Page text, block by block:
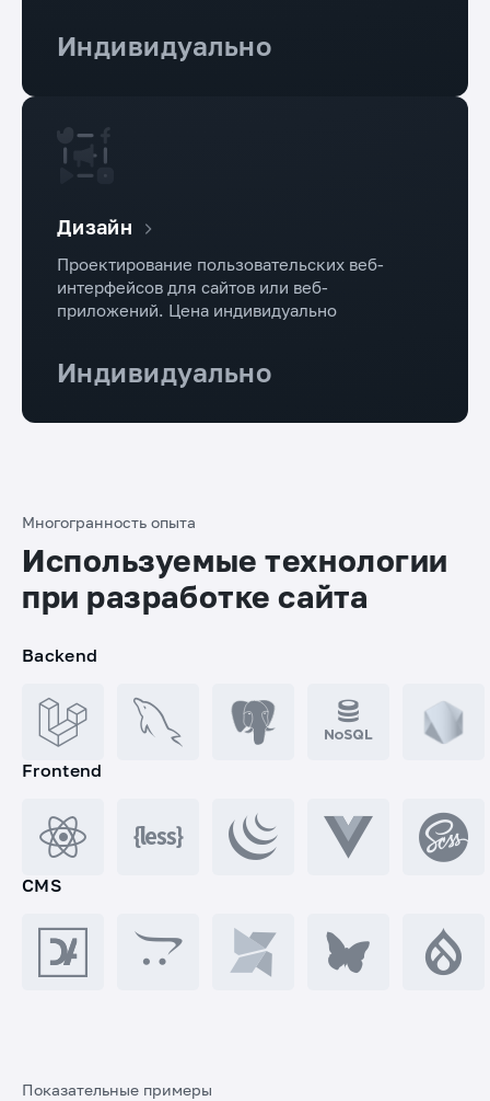
Индивидуально
Дизайн
Проектирование пользовательских веб-
интерфейсов для сайтов или веб-
приложений. Цена индивидуально
Индивидуально
Многогранность опыта
Используемые технологии
при разработке сайта
Backend
Frontend
CMS
Показательные примеры